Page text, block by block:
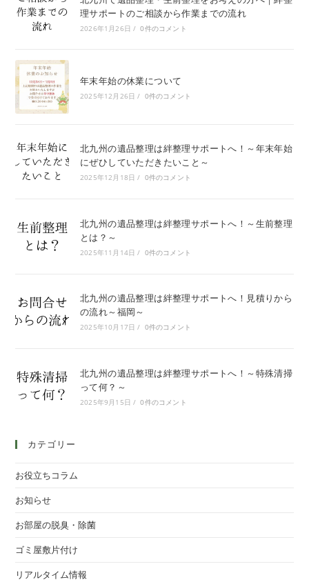
理サポートのご相談から作業までの流れ
2026年1月26日 / 0件のコメント
年末年始の休業について
2025年12月26日 / 0件のコメント
北九州の遺品整理は絆整理サポートへ！～年末年始
にぜひしていただきたいこと～
2025年12月18日 / 0件のコメント
北九州の遺品整理は絆整理サポートへ！～生前整理
とは？～
2025年11月14日 / 0件のコメント
北九州の遺品整理は絆整理サポートへ！見積りから
の流れ～福岡～
2025年10月17日 / 0件のコメント
北九州の遺品整理は絆整理サポートへ！～特殊清掃
って何？～
2025年9月15日 / 0件のコメント
カテゴリー
お役立ちコラム
お知らせ
お部屋の脱臭・除菌
ゴミ屋敷片付け
リアルタイム情報